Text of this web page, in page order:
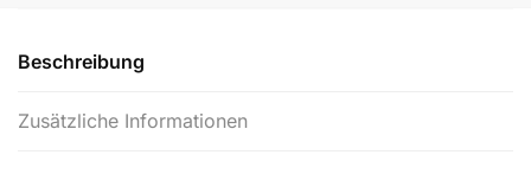
DAC
Menge
Beschreibung
Zusätzliche Informationen